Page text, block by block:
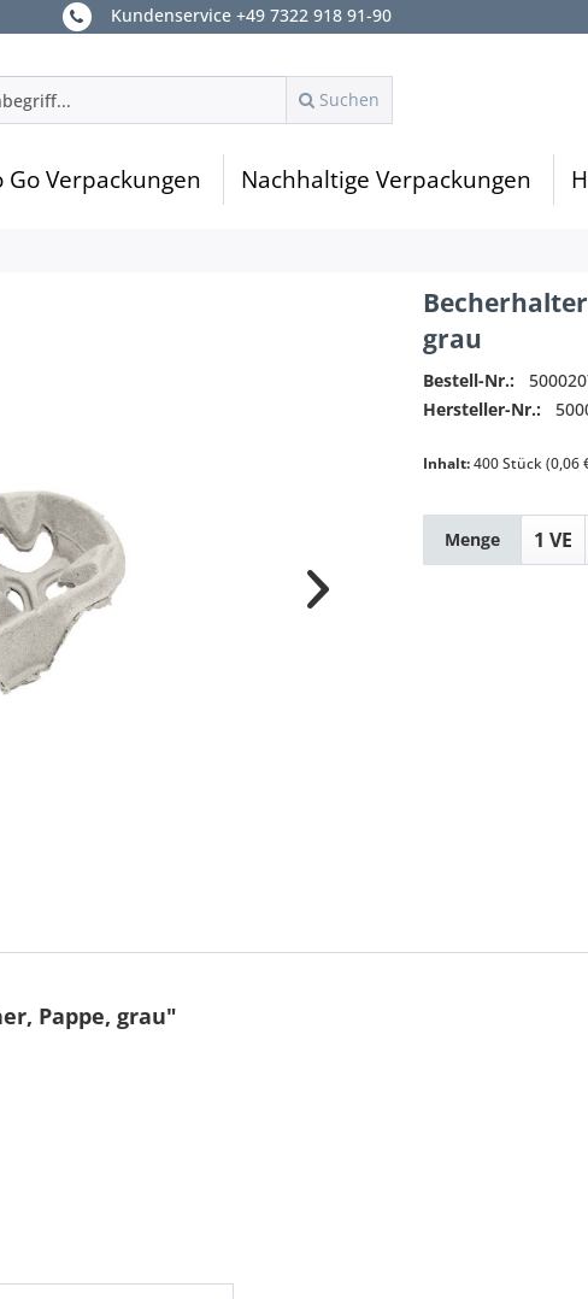
Kundenservice +49 7322 918 91-90
Suchen
Go Verpackungen Nachhaltige Verpackungen
grau
Bestell-Nr.:
Hersteller-Nr.:
Inhalt:400 Stück (0,06
Menge
Pappe, grau"